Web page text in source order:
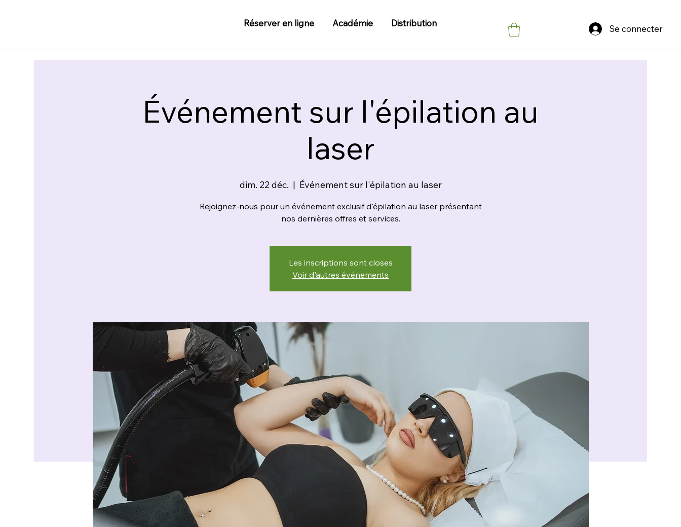
Réserver en ligne Académie Distribution
Se connecter
Événement sur l'épilation au
laser
dim. 22 déc.
  |
Événement sur l'épilation au laser
Rejoignez-nous pour un événement exclusif d'épilation au laser présentant
nos dernières offres et services.
Les inscriptions sont closes
Voir d'autres événements